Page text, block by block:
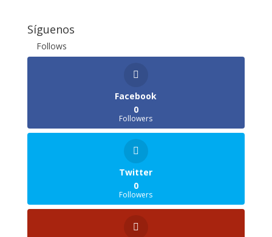
Síguenos
Follows
Facebook
0
Followers
Twitter
0
Followers